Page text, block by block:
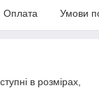
Оплата Умови
в розмірах,